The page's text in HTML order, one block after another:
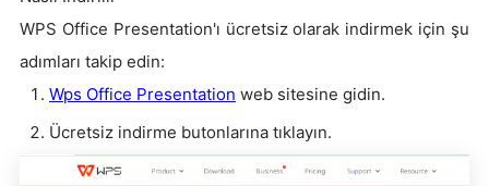
WPS Office Presentation'ı ücretsiz olarak indirmek için şu
adımları takip edin:
Wps Office Presentation web sitesine gidin.
Ücretsiz indirme butonlarına tıklayın.